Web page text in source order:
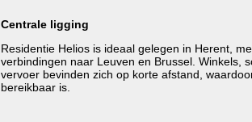
Centrale ligging
Residentie Helios is ideaal gelegen in Herent,
verbindingen naar Leuven en Brussel. Winkels,
vervoer bevinden zich op korte afstand,
bereikbaar is.